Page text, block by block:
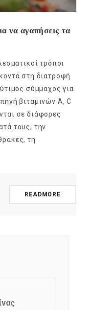
να αγαπήσεις τα
τρόποι
στη διατροφή
σύμμαχος για
βιταμινών Α, C
σε διάφορες
τους, την
τη
READMORE